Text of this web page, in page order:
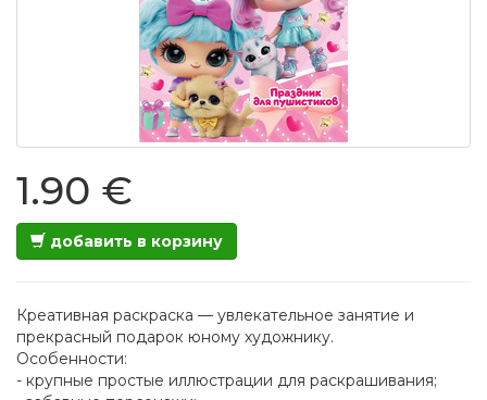
1.90 €
добавить в корзину
Креативная раскраска — увлекательное занятие и
прекрасный подарок юному художнику.
Особенности:
- крупные простые иллюстрации для раскрашивания;